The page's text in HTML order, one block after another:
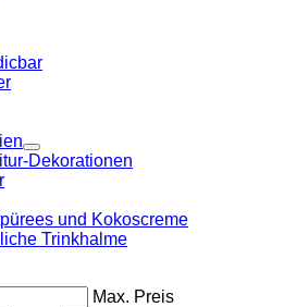
Dekorationen
und Kokoscreme
Trinkhalme
Max. Preis